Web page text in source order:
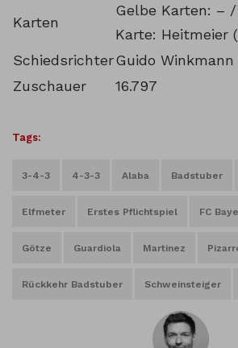
Karten
Gelbe Karten: –
Karte: Heitmeier
SchiedsrichterGuido Winkmann
Zuschauer
16.797
Tags:
3-4-3 4-3-3 Alaba Badstuber
Elfmeter Erstes Pflichtspiel FC
Götze Guardiola Martinez
Rückkehr Badstuber Schweinsteiger